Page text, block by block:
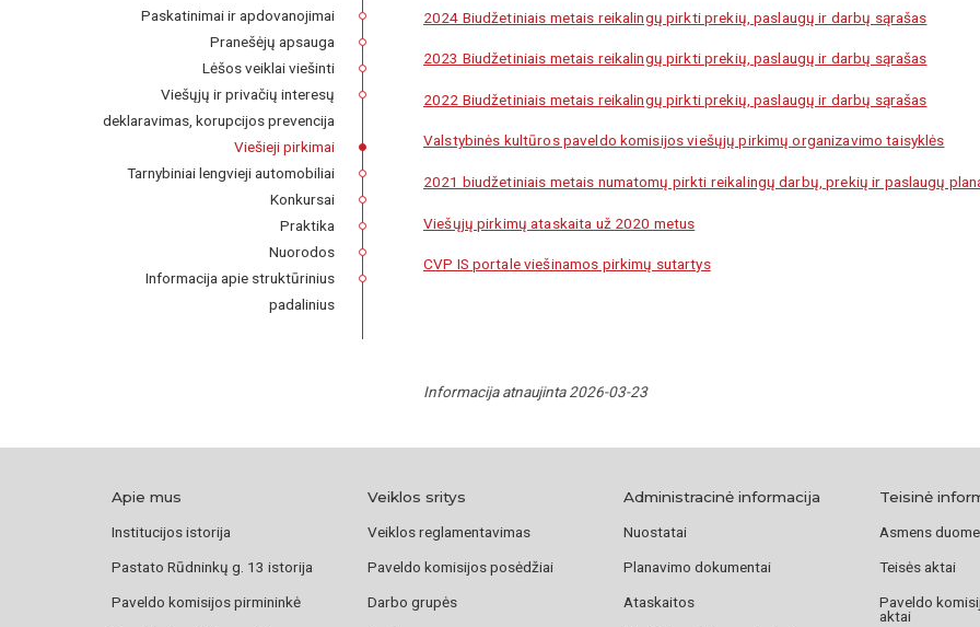
2024 Biudžetiniais metais reikalingų pirkti prekių, paslaugų ir darbų sąrašas
2023 Biudžetiniais metais reikalingų pirkti prekių, paslaugų ir darbų sąrašas
2022 Biudžetiniais metais reikalingų pirkti prekių, paslaugų ir darbų sąrašas
Valstybinės kultūros paveldo komisijos viešųjų pirkimų organizavimo taisyklės
2021 biudžetiniais metais numatomų pirkti reikalingų darbų, prekių ir paslaugų
Viešųjų pirkimų ataskaita už 2020 metus
CVP IS portale viešinamos pirkimų sutartys
Informacija atnaujinta 2026-03-23
Paskatinimai ir apdovanojimai
Pranešėjų apsauga
Lėšos veiklai viešinti
Viešųjų ir privačių interesų
deklaravimas, korupcijos prevencija
Viešieji pirkimai
Tarnybiniai lengvieji automobiliai
Konkursai
Praktika
Nuorodos
Informacija apie struktūrinius
padalinius
Apie mus
Institucijos istorija
Pastato Rūdninkų g. 13 istorija
Paveldo komisijos pirmininkė
Veiklos sritys
Veiklos reglamentavimas
Paveldo komisijos posėdžiai
Darbo grupės
Administracinė informacija
Nuostatai
Planavimo dokumentai
Ataskaitos
Teisinė
Asmens
Teisės aktai
Paveldo
aktai